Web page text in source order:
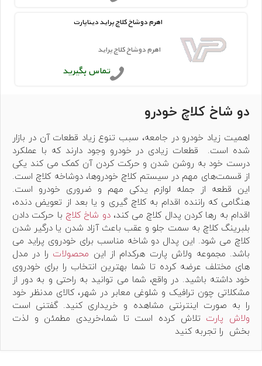
اهرم دوشاخ کلاچ پراید دیناپارت
اهرم دوشاخ کلاچ پراید
تماس بگیرید
دو شاخ کلاچ خودرو
اهمیت زیاد خودرو در جامعه، سبب تنوع زیاد قطعات آن در بازار
شده است. قطعات زیادی در خودرو وجود دارند که با عملکرد
درست خود به روشن شدن و حرکت کردن آن کمک می کند یکی
از قسمت‌های مهم در سیستم کلاچ خودرو‌ها، دوشاخه کلاچ است.
این قطعه از جمله لوازم یدکی مهم و ضروری خودرو است.
هنگامی که راننده اقدام به کلاچ گیری و یا بعد از تعویض دنده،
اقدام به رها کردن پدال کلاچ می کند،دو شاخ کلاچ با حرکت دادن
بلبرینگ کلاچ به سمت جلو و عقب باعث آزاد شدن یا درگیر شدن
کلاچ می شود. این پدال دو شاخه مناسب برای خودروی پراید می
باشد. مجموعه ولاش پارت هرکدام از این محصولات را در مدل
های مختلف عرضه کرده تا شما بهترین انتخاب را برای خودروی
خود داشته باشید. در واقع، شما می توانید به راحتی و به دور از
مشکلاتی چون ترافیک و شلوغی معابر در شهر، کالای مدنظر خود
را به صورت اینترنتی مشاهده و خریداری کنید. گفتنی است
ولاش پارت تلاش کرده است تا شما،خریدی مطمئن و لذت
بخش را تجربه کنید